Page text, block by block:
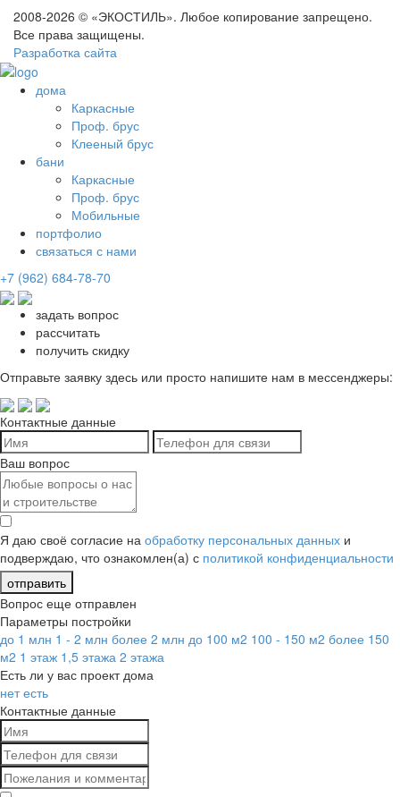
2008-2026 © «ЭКОСТИЛЬ». Любое копирование запрещено.
Все права защищены.
Разработка сайта
дома
Каркасные
Проф. брус
Клееный брус
бани
Каркасные
Проф. брус
Мобильные
портфолио
связаться с нами
+7 (962) 684-78-70
задать вопрос
рассчитать
получить скидку
Отправьте заявку здесь или просто напишите нам в мессенджеры:
Контактные данные
Ваш вопрос
Я даю своё согласие на обработку персональных данных и
подверждаю, что ознакомлен(а) с политикой конфиденциальности
отправить
Вопрос еще отправлен
Параметры постройки
до 1 млн 1 - 2 млн более 2 млн до 100 м2 100 - 150 м2 более 150
м2 1 этаж 1,5 этажа 2 этажа
Есть ли у вас проект дома
нет есть
Контактные данные